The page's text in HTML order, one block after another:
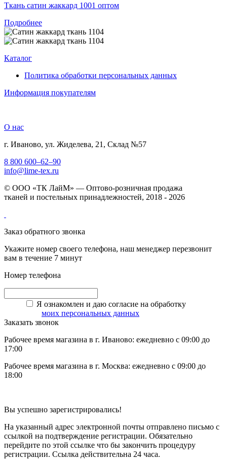
Ткань сатин жаккард 1001 оптом
Подробнее
Каталог
Политика обработки персональных данных
Информация покупателям
О нас
г. Иваново, ул. Жиделева, 21, Склад №57
8 800 600–62–90
info@lime-tex.ru
© ООО «ТК ЛайМ» — Оптово-розничная продажа
тканей и постельных принадлежностей, 2018 - 2026
Заказ обратного звонка
Укажите номер своего телефона, наш менеджер перезвонит
вам в течение 7 минут
Номер телефона
Я ознакомлен и даю согласие на обработку
моих персональных данных
Заказать звонок
Рабочее время магазина в г. Иваново: ежедневно с 09:00 до
17:00
Рабочее время магазина в г. Москва: ежедневно с 09:00 до
18:00
Вы успешно зарегистрировались!
На указанный адрес электронной почты отправлено письмо с
ссылкой на подтверждение регистрации. Обязательно
перейдите по этой ссылке что бы закончить процедуру
регистрации. Ссылка действительна 24 часа.